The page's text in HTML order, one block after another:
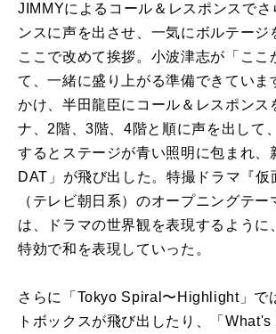
JIMMYによるコール＆レスポンスでさ
ンスに声を出させ、一気にボルテージ
ここで改めて挨拶。小波津志が「ここ
て、一緒に盛り上がる準備できていま
かけ、半田龍臣にコール＆レスポンス
ナ、 2 階、3階、4階と順に声を出して
するとステージが青い照明に包まれ、
DAT 」が飛び出した。特撮ドラマ『仮
（テレビ朝日系）のオープニングテ
は、ドラマの世界観を表現するように
特効で和を表現していった。
さらに「 Tokyo Spiral 〜 Highlight」で
トボックスが飛び出したり、「 What's